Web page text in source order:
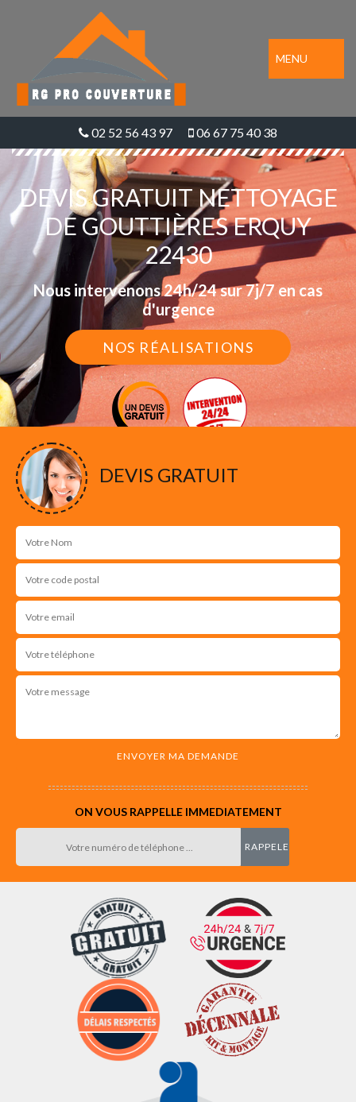
MENU
02 52 56 43 97 06 67 75 40 38
DEVIS GRATUIT NETTOYAGE
DE GOUTTIÈRES ERQUY
22430
Nous intervenons 24h/24 sur 7j/7 en cas
d'urgence
NOS RÉALISATIONS
DEVIS GRATUIT
ON VOUS RAPPELLE IMMEDIATEMENT